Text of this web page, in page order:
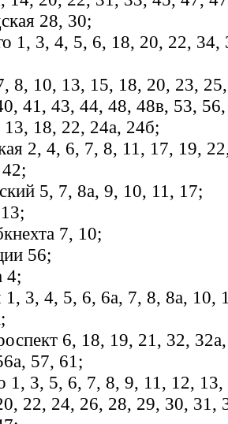
28, 30;
1, 3, 4, 5, 6, 18, 20, 22, 34,
8, 10, 13, 15, 18, 20, 23,
41, 43, 44, 48, 48в, 53,
13, 18, 22, 24а, 24б;
2, 4, 6, 7, 8, 11, 17, 19,
5, 7, 8а, 9, 10, 11, 17;
7, 10;
56;
4;
1, 3, 4, 5, 6, 6а, 7, 8, 8а, 10,
6, 18, 19, 21, 32,
57, 61;
1, 3, 5, 6, 7, 8, 9, 11, 12,
22, 24, 26, 28, 29, 30, 31,